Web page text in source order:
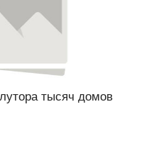
тысяч домов